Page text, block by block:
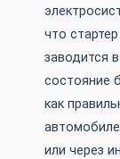
что
заводится
состояние
как
или через